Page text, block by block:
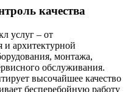
качества
услуг – от
и архитектурной
монтажа,
обслуживания.
высочайшее качество
бесперебойную работу